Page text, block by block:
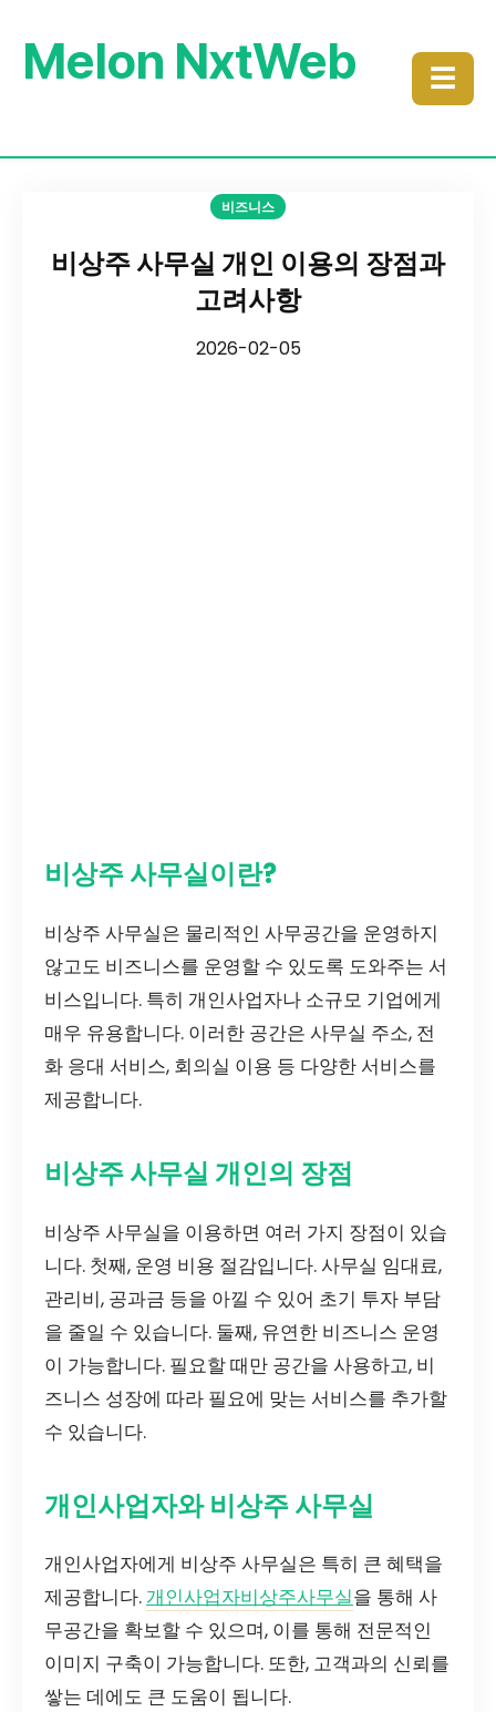
Melon NxtWeb ☰
비즈니스
비상주 사무실 개인 이용의 장점과
고려사항
2026-02-05
비상주 사무실이란?
비상주 사무실은 물리적인 사무공간을 운영하지
않고도 비즈니스를 운영할 수 있도록 도와주는 서
비스입니다. 특히 개인사업자나 소규모 기업에게
매우 유용합니다. 이러한 공간은 사무실 주소, 전
화 응대 서비스, 회의실 이용 등 다양한 서비스를
제공합니다.
비상주 사무실 개인의 장점
비상주 사무실을 이용하면 여러 가지 장점이 있습
니다. 첫째, 운영 비용 절감입니다. 사무실 임대료,
관리비, 공과금 등을 아낄 수 있어 초기 투자 부담
을 줄일 수 있습니다. 둘째, 유연한 비즈니스 운영
이 가능합니다. 필요할 때만 공간을 사용하고, 비
즈니스 성장에 따라 필요에 맞는 서비스를 추가할
수 있습니다.
개인사업자와 비상주 사무실
개인사업자에게 비상주 사무실은 특히 큰 혜택을
제공합니다.개인사업자비상주사무실을 통해 사
무공간을 확보할 수 있으며, 이를 통해 전문적인
이미지 구축이 가능합니다. 또한, 고객과의 신뢰를
쌓는 데에도 큰 도움이 됩니다.